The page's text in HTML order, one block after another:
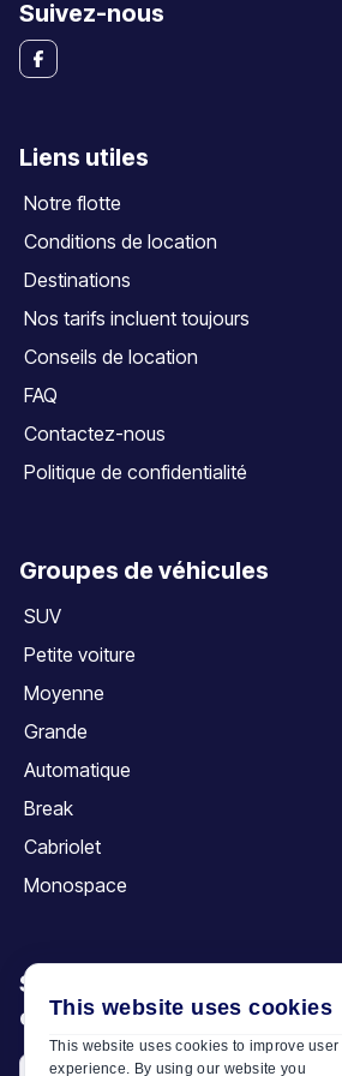
Suivez-nous
Liens utiles
Notre flotte
Conditions de location
Destinations
Nos tarifs incluent toujours
Conseils de location
FAQ
Contactez-nous
Politique de confidentialité
Groupes de véhicules
SUV
Petite voiture
Moyenne
Grande
Automatique
Break
Cabriolet
Monospace
Soyez le premier à
offres, promotions et articles
This website uses cookies
This website uses cookies to improve user
experience. By using our website you